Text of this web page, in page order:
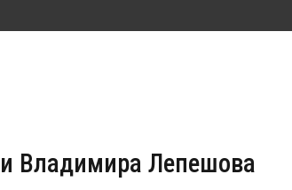
Владимира Лепешова